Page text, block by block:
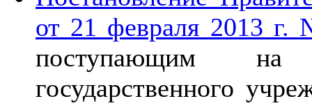
от 21 февраля 2013
поступающим на
государственного